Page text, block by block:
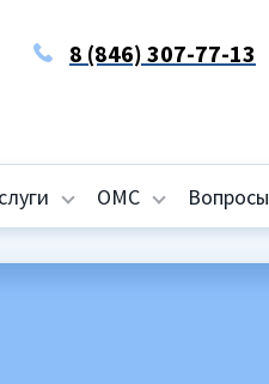
8 (846) 307-77-13
ОМС Вопросы